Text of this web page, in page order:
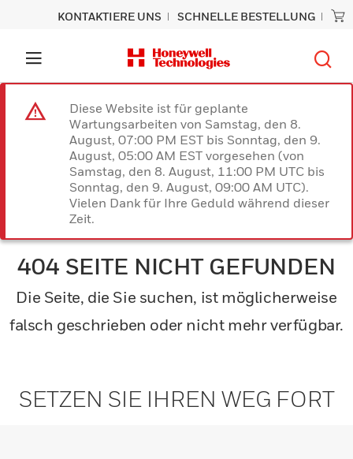
KONTAKTIERE UNS SCHNELLE BESTELLUNG
Diese Website ist für geplante
Wartungsarbeiten von Samstag, den 8.
August, 07:00 PM EST bis Sonntag, den 9.
August, 05:00 AM EST vorgesehen (von
Samstag, den 8. August, 11:00 PM UTC bis
Sonntag, den 9. August, 09:00 AM UTC).
Vielen Dank für Ihre Geduld während dieser
Zeit.
404 SEITE NICHT GEFUNDEN
Die Seite, die Sie suchen, ist möglicherweise
falsch geschrieben oder nicht mehr verfügbar.
SETZEN SIE IHREN WEG FORT